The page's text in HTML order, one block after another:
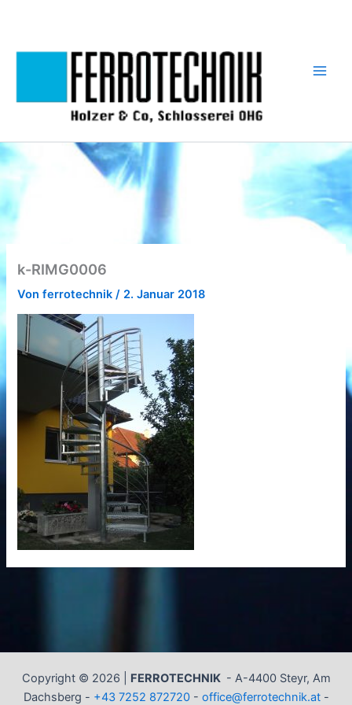
k-RIMG0006
Vonferrotechnik / 2. Januar 2018
Copyright © 2026 | FERROTECHNIK - A-4400 Steyr, Am
Dachsberg - +43 7252 872720- office@ferrotechnik.at-